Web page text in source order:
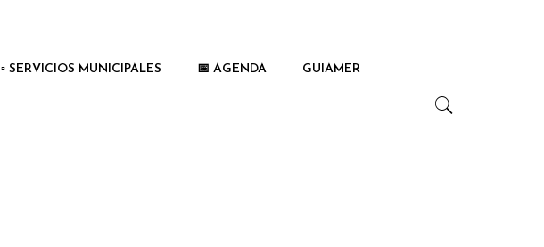
▫️ SERVICIOS MUNICIPALES 📅 AGENDA GUIAMER